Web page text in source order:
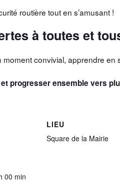
routière tout en s’amusant !
à toutes et
convivial, apprendre en
progresser ensemble vers
00 min
LIEU
Square de la Mairie